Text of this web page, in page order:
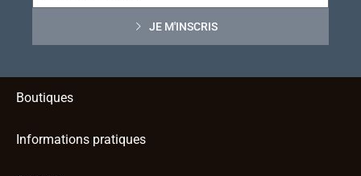
Boutiques
Informations pratiques